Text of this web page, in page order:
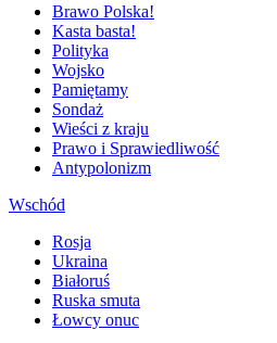
Brawo Polska!
Kasta basta!
Polityka
Wojsko
Pamiętamy
Sondaż
Wieści z kraju
Prawo i Sprawiedliwość
Antypolonizm
Wschód
Rosja
Ukraina
Białoruś
Ruska smuta
Łowcy onuc